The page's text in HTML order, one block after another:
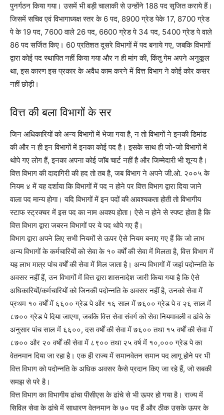
पुनर्गठन किया गया। उसमें भी बड़ी चालाकी से उन्होंने 188 पद सृजित कराये हैं।
जिसमें सचिव एवं विभागाध्यक्ष स्तर के 6 पद, 8900 ग्रेड पेके 17, 8700 ग्रेड
पे के 19 पद, 7600 वाले 26 पद, 6600 ग्रेड पे 34 पद, 5400 ग्रेड पे वाले
86 पद सर्जित किए। 60 प्रतिशत दूसरे विभागों में पद बनाये गए, जबकि विभागों
द्वारा कोई पद स्थापित नहीं किया गया और न ही मांग की, किंतु गेम अपने अनुकूल
था, इस कारण इस प्रकार के अवैध काम करने में वित्त विभाग ने कोई कोर कसर
नहीं छोड़ी।
वित्त की बला विभागों के सर
जिन अधिकारियों को अन्य विभागों में भेजा गया है, न तो विभागों ने इनकी डिमांड
की और न ही इन विभागों में इनका कोई पद है। इसके साथ ही जो-जो विभागों में
थोपे गए लोग हैं, इनका अपना कोई जॉब चार्ट नहीं है और जिम्मेदारी भी शून्य है।
वित्त विभाग की दादागिरी की हद तो तब है, जब विभाग ने अपने जी.ओ. २००५ के
नियम ४ में यह दर्शाया कि विभागों में पद न होने पर वित्त विभाग द्वारा दिया जाने
वाला पद मान्य होगा। यदि विभागों में इन पदों की आवश्यकता होती तो विभागीय
स्टाफ स्ट्रक्चर में इस पद का नाम अवश्य होता। ऐसे न होने से स्पष्ट होता है कि
वित्त विभाग द्वारा जबरन विभागों पर ये पद थोपे गए हैं।
विभाग द्वारा अपने लिए सभी नियमों से ऊपर ऐसे नियम बनाए गए हैं कि जो लाभ
अन्य विभागों के कर्मचारियों को सेवा के १० वर्षों की सेवा में मिलता है, वित्त विभाग में
यह लाभ मात्र पांच वर्षों की सेवा में मिल जाता है। अन्य विभागों में जहां पदोन्नति के
अवसर नहीं हैं, उन विभागों में वित्त द्वारा शासनादेश जारी किया गया है कि ऐसे
अधिकारियों/कर्मचारियों को जिनकी पदोन्नति के अवसर नहीं है, उनको सेवा में
प्रथम १० वर्षों में ६६०० ग्रेड पे और १६ साल में ७६०० ग्रेड पे व २६ साल में
८७०० ग्रेड पे दिया जाएगा, जबकि वित्त सेवा संवर्ग को सेवा नियमावली व ढांचे के
अनुसार पांच साल में ६६००, दस वर्षों की सेवा में ७६०० तथा १५ वर्षों की सेवा में
८७०० और २० वर्षों की सेवा में ८९०० तथा २५ वर्ष में १०,००० ग्रेड पे का
वेतनमान दिया जा रहा है। एक ही राज्य में समानवेतन समान पद लागू होने पर भी
वित्त विभाग को पदोन्नति के अधिक अवसर कैसे प्रदान किए जा रहे हैं, जो सबकी
समझ से परे है।
वित्त विभाग का विभागीय ढांचा पीसीएस के ढांचे से भी ऊपर हो गया है। राज्य में
सिविल सेवा के ढांचे में साधारण वेतनमान के ७० पद हैं और ठीक उसके ऊपर के